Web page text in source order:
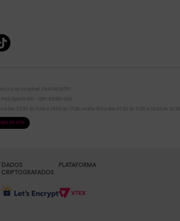
Estadual: 084/0014791
RS – CEP: 95150-000
07:20 às 11:50 e 13:00 às 17:30; sexta-feira das 07:20 às 11:50 e 13:00 às 16:30)
do site
DADOS
CRIPTOGRAFADOS
PLATAFORMA